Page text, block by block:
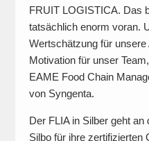
FRUIT LOGISTICA. Das
tatsächlich enorm voran.
Wertschätzung für
Motivation für unser
EAME Food Chain
von Syngenta.
Der FLIA in Silber geht
Silbo für ihre zertifizierten